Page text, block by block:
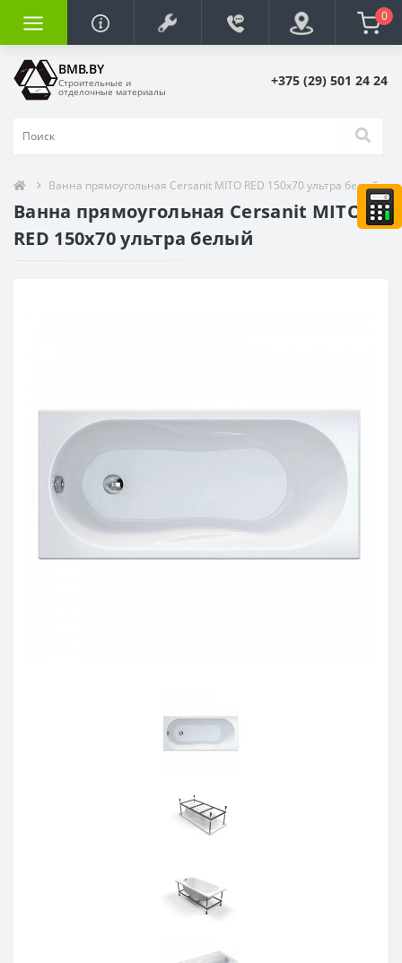
0
BMB.BY
Строительные и
отделочные материалы
+375 (29) 501 24 24
Ванна прямоугольная Cersanit MITO RED 150x70 ультра белый
Ванна прямоугольная Cersanit MITO
RED 150x70 ультра белый